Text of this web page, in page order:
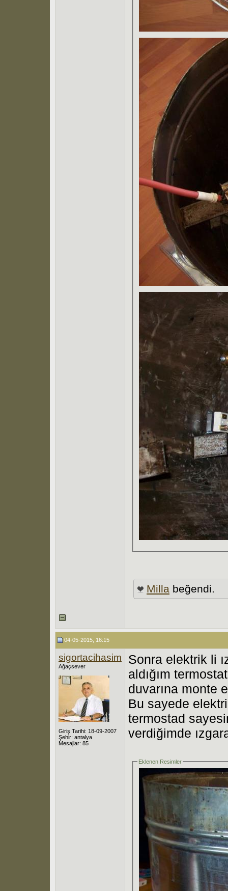
Milla beğendi.
04-05-2015, 16:15
sigortacihasim
Ağaçsever
Giriş Tarihi: 18-09-2007
Şehir: antalya
Mesajlar: 85
Sonra elektrik li
aldığım
duvarına monte
Bu sayede
termostad
verdiğimde
Eklenen Resimler